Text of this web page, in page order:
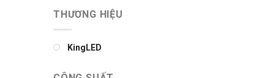
THƯƠNG HIỆU
KingLED